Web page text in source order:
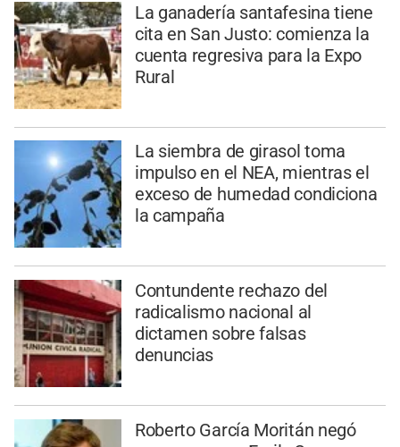
La ganadería santafesina tiene
cita en San Justo: comienza la
cuenta regresiva para la Expo
Rural
La siembra de girasol toma
impulso en el NEA, mientras el
exceso de humedad condiciona
la campaña
Contundente rechazo del
radicalismo nacional al
dictamen sobre falsas
denuncias
Roberto García Moritán negó